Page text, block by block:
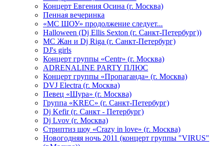
Концерт Евгения Осина (г. Москва)
Пенная вечеринка
«МС ШОУ» продолжение следует...
Halloween (Dj Ellis Sexton (г. Санкт-Петербург))
МС Жан и Dj Riga (г. Санкт-Петербург)
DJ's girls
Концерт группы «Centr» (г. Москва)
ADRENALINE PARTY ПЛЮС
Концерт группы «Пропаганда» (г. Москва)
DVJ Electra (г. Москва)
Певец «Шура» (г. Москва)
Группа «KREC» (г. Санкт-Петербург)
Dj Kefir (г. Санкт - Петербург)
Dj Lvov (г. Москва)
Стриптиз шоу «Crazy in love» (г. Москва)
Новогодняя ночь 2011 (концерт группы "VIRUS"